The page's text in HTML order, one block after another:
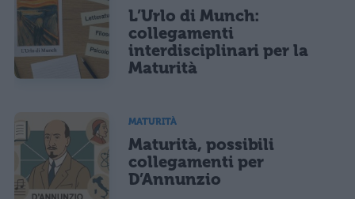
L’Urlo di Munch:
collegamenti
interdisciplinari per la
Maturità
MATURITÀ
Maturità, possibili
collegamenti per
D’Annunzio